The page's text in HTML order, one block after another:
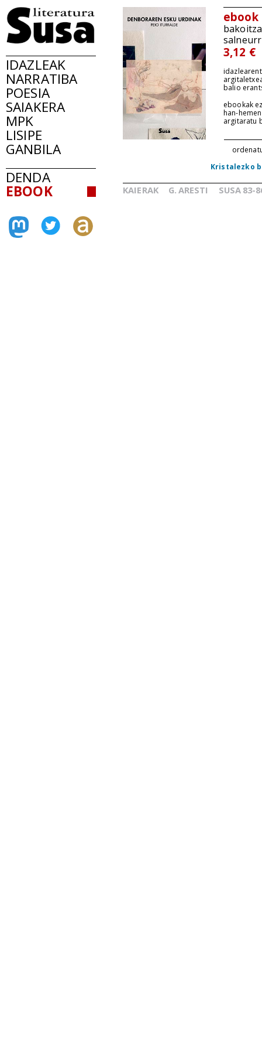
IDAZLEAK
NARRATIBA
POESIA
SAIAKERA
MPK
LISIPE
GANBILA
DENDA
EBOOK
ebook
3,12 €
balio
ebookak
han-
argitaratu
Kristalezko
KAIERAK G. ARESTI SUSA 83-